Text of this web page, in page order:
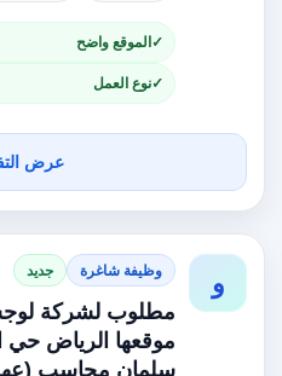
الموقع واضح
نوع العمل
عرض
و وظيفة شاغرة جديد
مطلوب لشركة
موقعها الرياض
سلمان محاسب